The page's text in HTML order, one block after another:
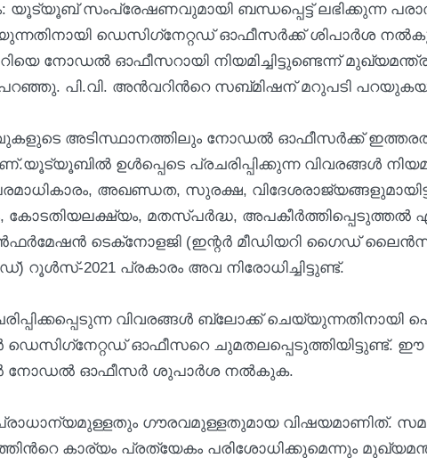
യൂട്യൂബ് സംപ്രേഷണവുമായി ബന്ധപ്പെട്ട് ലഭിക്കുന്ന
ഡെസിഗ്‌നേറ്റഡ് ഓഫീസര്‍ക്ക് ശിപാര്‍ശ
നോഡല്‍ ഓഫീസറായി നിയമിച്ചിട്ടുണ്ടെന്ന്
പി.വി. അന്‍വറിന്‍റെ സബ്മിഷന് മറുപടി
അടിസ്ഥാനത്തിലും നോഡല്‍ ഓഫീസര്‍ക്ക്
ഉള്‍പ്പെടെ പ്രചരിപ്പിക്കുന്ന വിവരങ്ങള്‍
അഖണ്ഡത, സുരക്ഷ,
കോടതിയലക്ഷ്യം, മതസ്പര്‍ദ്ധ, അപകീര്‍ത്തിപ്പെടുത്തല്‍
ടെക്‌നോളജി (ഇന്റര്‍ മീഡിയറി ഗൈഡ് ലൈന്‍സ്
2021 പ്രകാരം അവ നിരോധിച്ചിട്ടുണ്ട്.
വിവരങ്ങള്‍ ബ്ലോക്ക് ചെയ്യുന്നതിനായി
ഡെസിഗ്‌നേറ്റഡ് ഓഫീസറെ ചുമതലപ്പെടുത്തിയിട്ടുണ്ട്.
നോഡൽ ഓഫീസർ ശുപാർശ നൽകുക.
ഗൗരവമുള്ളതുമായ വിഷയമാണിത്.
കാര്യം പ്രത്യേകം പരിശോധിക്കുമെന്നും